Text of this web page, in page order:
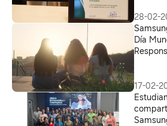
28-02-
Día
17-02-